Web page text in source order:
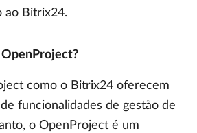
ao Bitrix24.
como o Bitrix24 oferecem
funcionalidades de gestão de
o OpenProject é um